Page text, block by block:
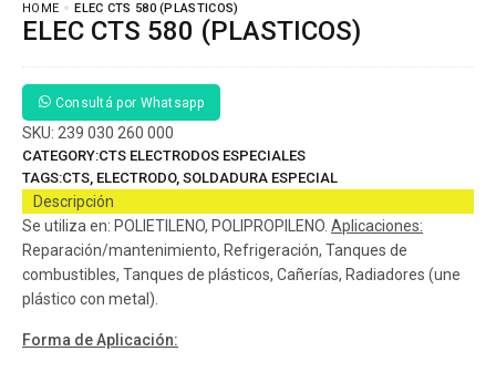
HOME ELEC CTS 580 (PLASTICOS)
ELEC CTS 580 (PLASTICOS)
Consultá por Whatsapp
SKU: 239 030 260 000
CATEGORY:CTS ELECTRODOS ESPECIALES
TAGS:CTS, ELECTRODO, SOLDADURA ESPECIAL
Descripción
Se utiliza en: POLIETILENO, POLIPROPILENO. Aplicaciones:
Reparación/mantenimiento, Refrigeración, Tanques de
combustibles, Tanques de plásticos, Cañerías, Radiadores (une
plástico con metal).
Forma de Aplicación: